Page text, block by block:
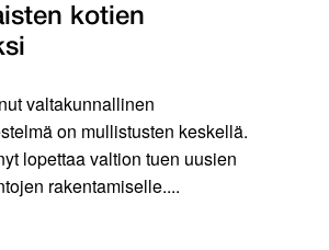
kotien
valtakunnallinen
on mullistusten keskellä.
lopettaa valtion tuen uusien
rakentamiselle....